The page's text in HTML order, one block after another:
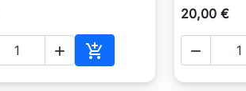
 
Aggiungi al carrello
20,00 €
